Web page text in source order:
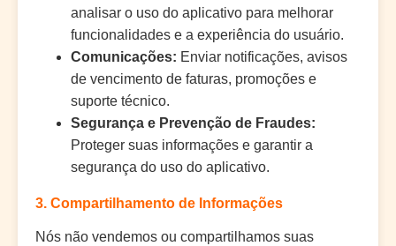
analisar o uso do aplicativo para melhorar
funcionalidades e a experiência do usuário.
Comunicações: Enviar notificações, avisos
de vencimento de faturas, promoções e
suporte técnico.
Segurança e Prevenção de Fraudes:
Proteger suas informações e garantir a
segurança do uso do aplicativo.
3. Compartilhamento de Informações
Nós não vendemos ou compartilhamos suas